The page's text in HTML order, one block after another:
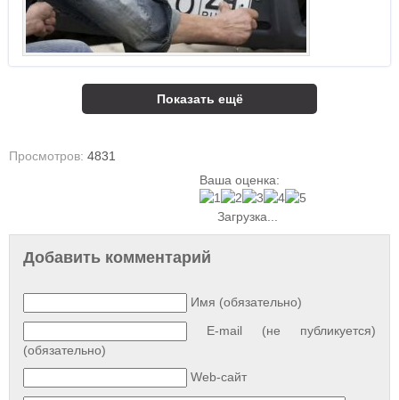
Показать ещё
Просмотров: 4831
Ваша оценка:
Загрузка...
Добавить комментарий
Имя (обязательно)
E-mail (не публикуется)
(обязательно)
Web-сайт